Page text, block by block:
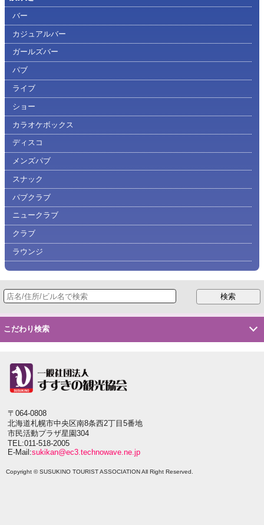
バー
カジュアルバー
ガールズバー
パブ
ライブ
ショー
カラオケボックス
ディスコ
メンズパブ
スナック
パブクラブ
ニュークラブ
クラブ
ラウンジ
こだわり検索
〒064-0808
北海道札幌市中央区南8条西2丁目5番地
市民活動プラザ星園304
TEL:011-518-2005
E-Mail:sukikan@ec3.technowave.ne.jp
Copyright © SUSUKINO TOURIST ASSOCIATION All Right Reserved.